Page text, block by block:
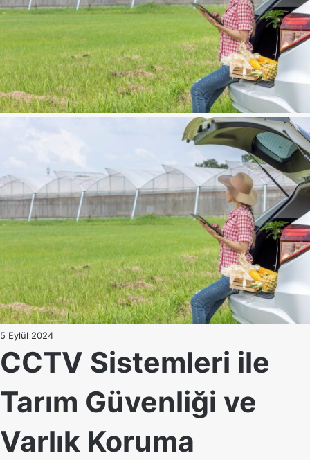
5 Eylül 2024
CCTV Sistemleri ile
Tarım Güvenliği ve
Varlık Koruma